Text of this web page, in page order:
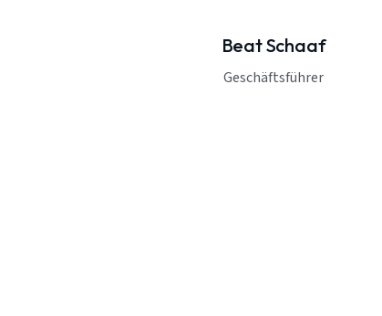
Beat Schaaf
Geschäftsführer